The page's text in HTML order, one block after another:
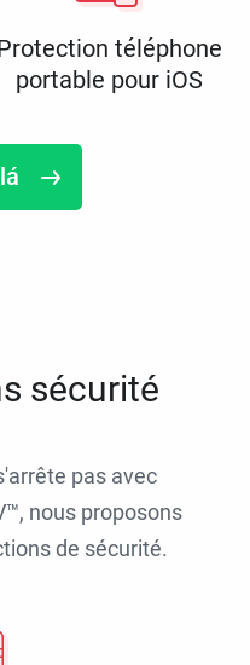
téléphone
portable pour iOS
sécurité
pas avec
nous proposons
de sécurité.